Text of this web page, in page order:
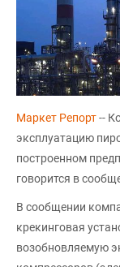
Маркет Репорт--
эксплуатацию
построенном
говорится в
В сообщении
крекинговая
возобновляемую